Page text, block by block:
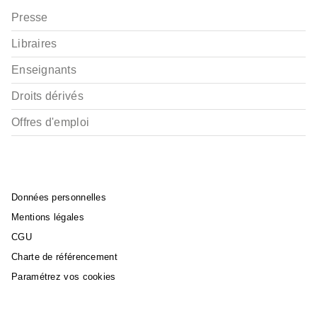
Presse
Libraires
Enseignants
Droits dérivés
Offres d'emploi
Données personnelles
Mentions légales
CGU
Charte de référencement
Paramétrez vos cookies